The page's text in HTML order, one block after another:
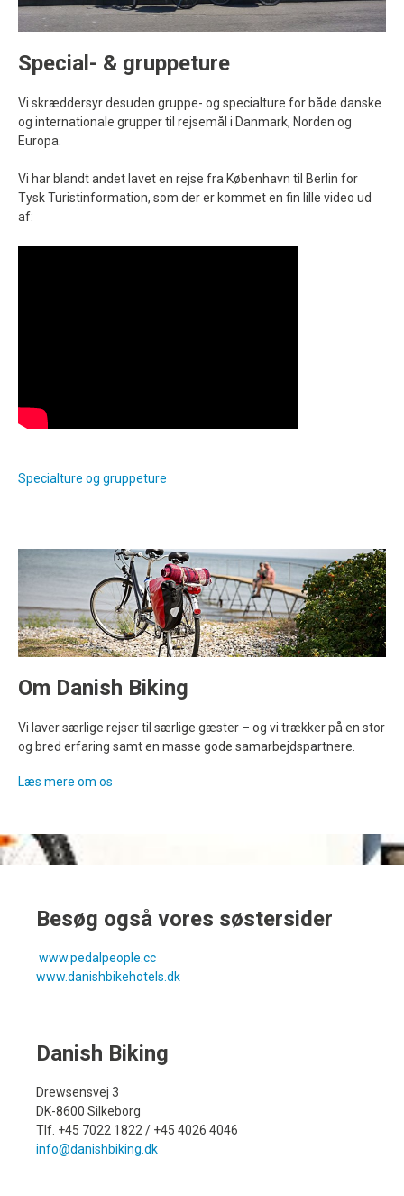
Special- & gruppeture
Vi skræddersyr desuden gruppe- og specialture for både danske
og internationale grupper til rejsemål i Danmark, Norden og
Europa.
Vi har blandt andet lavet en rejse fra København til Berlin for
Tysk Turistinformation, som der er kommet en fin lille video ud
af:
Specialture og gruppeture
Om Danish Biking
Vi laver særlige rejser til særlige gæster – og vi trækker på en stor
og bred erfaring samt en masse gode samarbejdspartnere.
Læs mere om os
Besøg også vores søstersider
www.pedalpeople.cc
www.danishbikehotels.dk
Danish Biking
Drewsensvej 3
DK-8600 Silkeborg
Tlf. +45 7022 1822 / +45 4026 4046
info@danishbiking.dk